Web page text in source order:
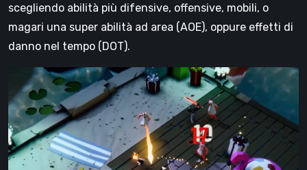
scegliendo abilità più difensive, offensive, mobili, o
magari una super abilità ad area (AOE), oppure effetti di
danno nel tempo (DOT).